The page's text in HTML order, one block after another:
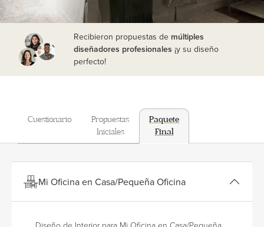
Recibieron propuestas de múltiples
diseñadores profesionales ¡y su diseño
perfecto!
Cuestionario
Propuestas
Iniciales
Paquete
Final
Mi Oficina en Casa/Pequeña Oficina
Diseño de Interior para Mi Oficina en Casa/Pequeña